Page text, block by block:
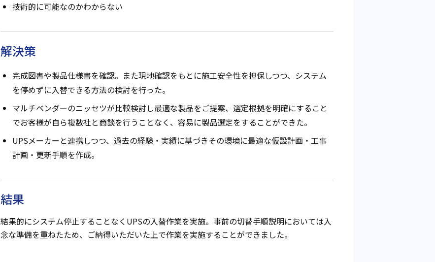
技術的に可能なのかわからない
解決策
完成図書や製品仕様書を確認。また現地確認をもとに施工安全性を担保しつつ、システム
を停めずに入替できる方法の検討を行った。
マルチベンダーのニッセツが比較検討し最適な製品をご提案、選定根拠を明確にすること
でお客様が自ら複数社と商談を行うことなく、容易に製品選定をすることができた。
UPSメーカーと連携しつつ、過去の経験・実績に基づきその環境に最適な仮設計画・工事
計画・更新手順を作成。
結果
結果的にシステム停止することなくUPSの入替作業を実施。事前の切替手順説明においては入
念な準備を重ねたため、ご納得いただいた上で作業を実施することができました。